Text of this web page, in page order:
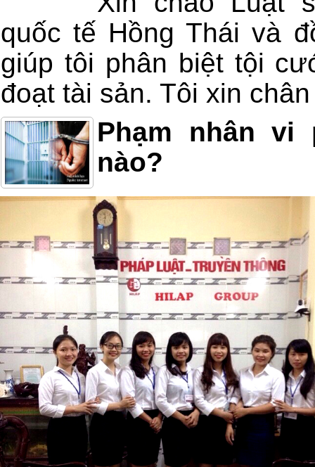
quốc tế Hồng Thái và
giúp tôi phân biệt tội
đoạt tài sản. Tôi xin
Phạm nhân
nào?